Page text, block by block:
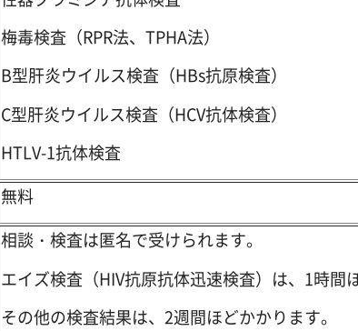
梅毒検査（RPR法、TPHA法）
B型肝炎ウイルス検査（HBs抗原検査）
C型肝炎ウイルス検査（HCV抗体検査）
HTLV-1抗体検査
無料
相談・検査は匿名で受けられます。
エイズ検査（HIV抗原抗体迅速検査）は、1時間
その他の検査結果は、2週間ほどかかります。